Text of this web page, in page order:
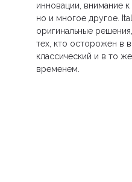
инновации, внимание к
но и многое другое.
оригинальные
тех, кто осторожен в
классический и в то
временем.